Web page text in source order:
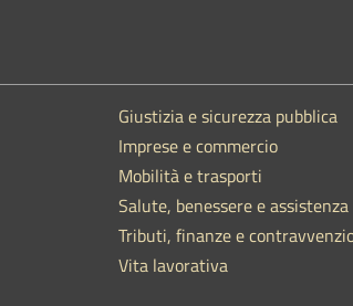
Giustizia e sicurezza pubblica
Imprese e commercio
Mobilità e trasporti
Salute, benessere e assistenza
Tributi, finanze e
Vita lavorativa